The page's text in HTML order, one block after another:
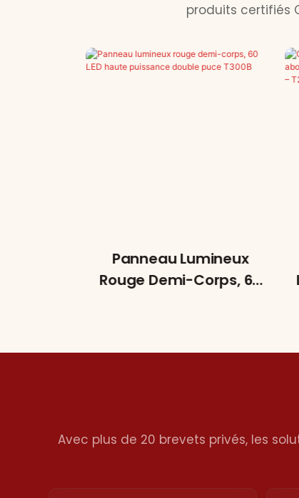
produits certifiés
Panneau Lumineux
Rouge Demi-Corps, 60
Avec plus de 20 brevets privés, les